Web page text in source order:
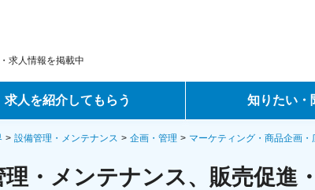
求人情報を掲載中
求人を紹介してもらう
ントサービス
サービス
知りたい・
転職ノウハウ
データで見る転職
設備管理・メンテナンス 企画・管理 マーケティング・商品企画・
理・メンテナンス、販売促進